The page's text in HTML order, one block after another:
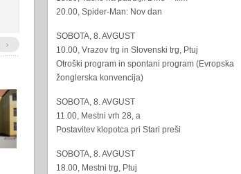
›
20.00, Spider-Man: Nov dan
SOBOTA, 8. AVGUST
10.00, Vrazov trg in Slovenski trg, Ptuj
Otroški program in spontani program (Evropska
žonglerska konvencija)
SOBOTA, 8. AVGUST
11.00, Mestni vrh 28, a
Postavitev klopotca pri Stari preši
SOBOTA, 8. AVGUST
18.00, Mestni trg, Ptuj